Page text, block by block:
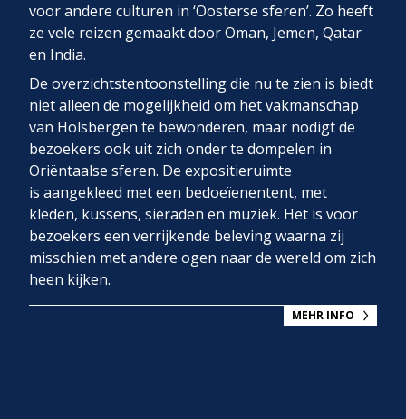
voor andere culturen in ‘Oosterse sferen’. Zo heeft
ze vele reizen gemaakt door Oman, Jemen, Qatar
en India.
De overzichtstentoonstelling die nu te zien is biedt
niet alleen de mogelijkheid om het vakmanschap
van Holsbergen te bewonderen, maar nodigt de
bezoekers ook uit zich onder te dompelen in
Oriëntaalse sferen. De expositieruimte
is aangekleed met een bedoeïenentent, met
kleden, kussens, sieraden en muziek. Het is voor
bezoekers een verrijkende beleving waarna zij
misschien met andere ogen naar de wereld om zich
heen kijken.
MEHR INFO